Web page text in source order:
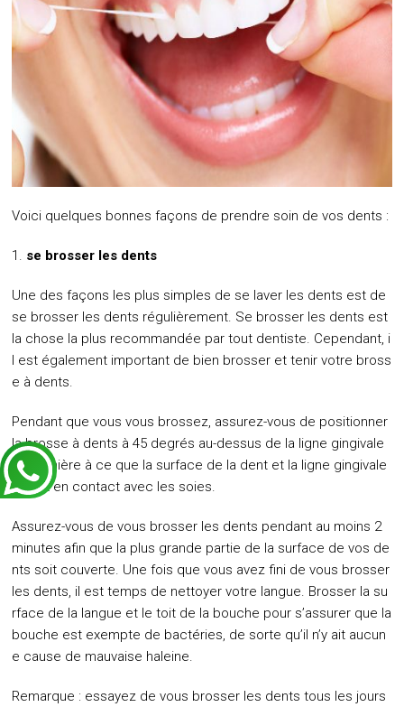
Voici quelques bonnes façons de prendre soin de vos dents :
se brosser les dents
Une des façons les plus simples de se laver les dents est de
se brosser les dents régulièrement. Se brosser les dents est
la chose la plus recommandée par tout dentiste. Cependant, i
l est également important de bien brosser et tenir votre bross
e à dents.
Pendant que vous vous brossez, assurez-vous de positionner
la brosse à dents à 45 degrés au-dessus de la ligne gingivale
de manière à ce que la surface de la dent et la ligne gingivale
soient en contact avec les soies.
Assurez-vous de vous brosser les dents pendant au moins 2
minutes afin que la plus grande partie de la surface de vos de
nts soit couverte. Une fois que vous avez fini de vous brosser
les dents, il est temps de nettoyer votre langue. Brosser la su
rface de la langue et le toit de la bouche pour s’assurer que la
bouche est exempte de bactéries, de sorte qu’il n’y ait aucun
e cause de mauvaise haleine.
Remarque : essayez de vous brosser les dents tous les jours